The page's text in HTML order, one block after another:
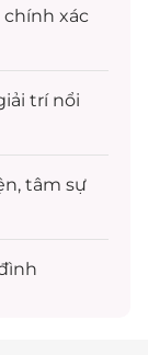
chính xác
trínổi
tâm sự